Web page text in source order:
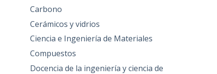
Carbono
Cerámicos y vidrios
Ciencia e Ingeniería de Materiales
Compuestos
Docencia de la ingeniería y ciencia de